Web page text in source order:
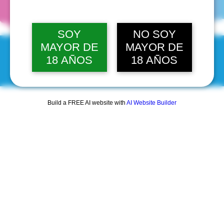
SOY
MAYOR DE
18 AÑOS
NO SOY
MAYOR DE
18 AÑOS
Build a FREE AI website with AI Website Builder
© 2025 by Scantastic.